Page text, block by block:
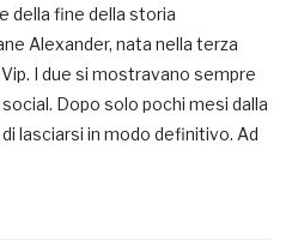
della fine della storia
Alexander, nata nella terza
I due si mostravano sempre
Dopo solo pochi mesi dalla
lasciarsi in modo definitivo. Ad